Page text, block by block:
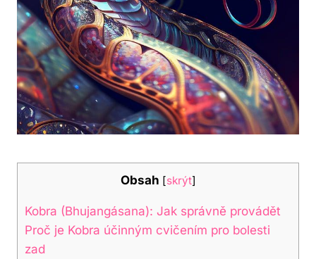
Obsah [skrýt]
Kobra (Bhujangásana): Jak správně provádět
Proč je Kobra účinným cvičením pro bolesti
zad